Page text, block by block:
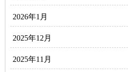
2026年1月
2025年12月
2025年11月